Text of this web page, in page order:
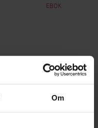
Om
EBOK
Premium